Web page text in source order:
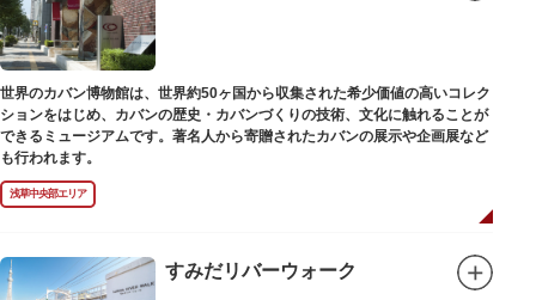
世界のカバン博物館は、世界約50ヶ国から収集された希少価値の高いコレク
ションをはじめ、カバンの歴史・カバンづくりの技術、文化に触れることが
できるミュージアムです。著名人から寄贈されたカバンの展示や企画展など
も行われます。
浅草中央部エリア
すみだリバーウォーク